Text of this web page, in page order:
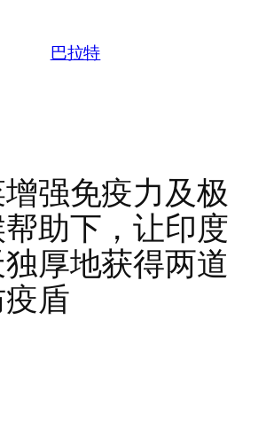
巴拉特
强免疫力及极
助下，让印度
厚地获得两道
盾